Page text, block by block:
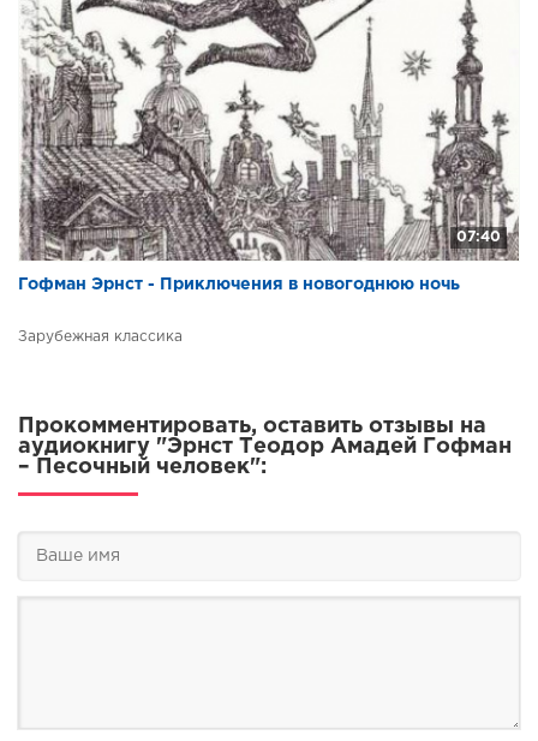
07:40
Гофман Эрнст - Приключения в новогоднюю ночь
Зарубежная классика
Прокомментировать, оставить отзывы на
аудиокнигу "Эрнст Теодор Амадей Гофман
– Песочный человек":